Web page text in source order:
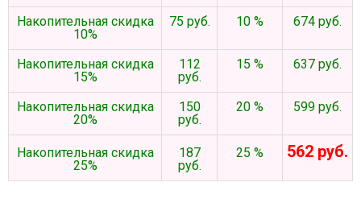
Накопительная скидка
10%
75 руб. 10 % 674 руб.
Накопительная скидка
15%
112
руб.
15 % 637 руб.
Накопительная скидка
20%
150
руб.
20 % 599 руб.
Накопительная скидка
25%
187
руб.
25 % 562 руб.